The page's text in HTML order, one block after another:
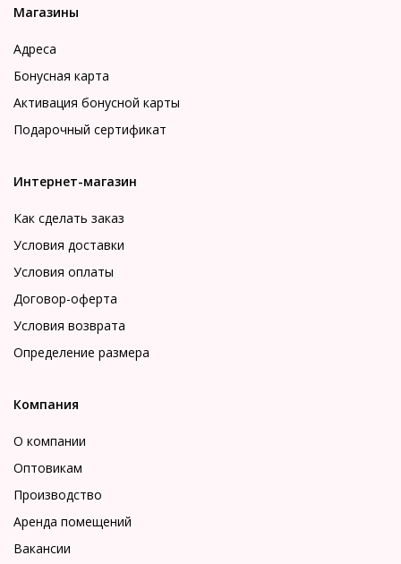
Магазины
Адреса
Бонусная карта
Активация бонусной карты
Подарочный сертификат
Интернет-магазин
Как сделать заказ
Условия доставки
Условия оплаты
Договор-оферта
Условия возврата
Определение размера
Компания
О компании
Оптовикам
Производство
Аренда помещений
Вакансии